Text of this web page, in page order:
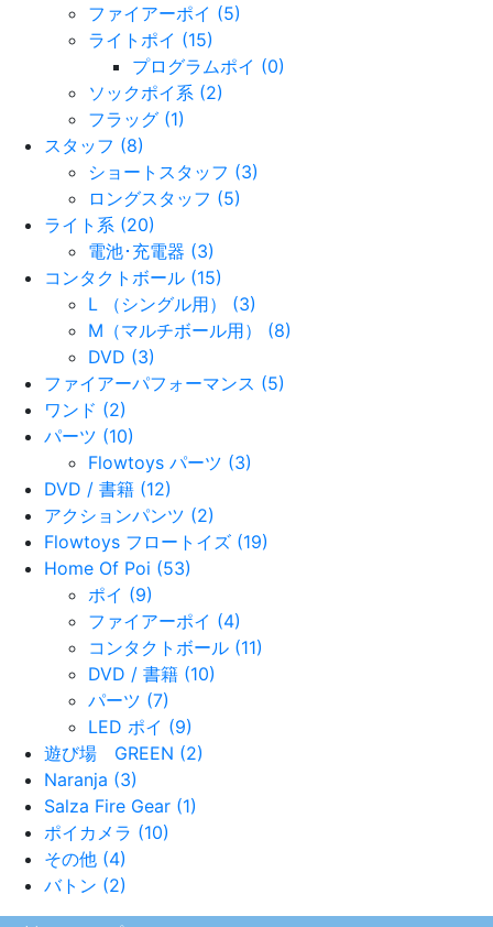
ファイアーポイ (5)
ライトポイ (15)
プログラムポイ (0)
ソックポイ系 (2)
フラッグ (1)
スタッフ (8)
ショートスタッフ (3)
ロングスタッフ (5)
ライト系 (20)
電池･充電器 (3)
コンタクトボール (15)
L （シングル用） (3)
M（マルチボール用） (8)
DVD (3)
ファイアーパフォーマンス (5)
ワンド (2)
パーツ (10)
Flowtoys パーツ (3)
DVD / 書籍 (12)
アクションパンツ (2)
Flowtoys フロートイズ (19)
Home Of Poi (53)
ポイ (9)
ファイアーポイ (4)
コンタクトボール (11)
DVD / 書籍 (10)
パーツ (7)
LED ポイ (9)
遊び場 GREEN (2)
Naranja (3)
Salza Fire Gear (1)
ポイカメラ (10)
その他 (4)
バトン (2)